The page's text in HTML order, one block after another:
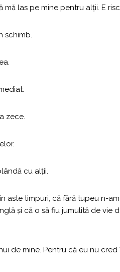
las pe mine pentru alții. E
schimb.
zece.
cu alții.
aste timpuri, că fără tupeu n-
și că o să fiu jumulită de vie
de mine. Pentru că eu nu cred